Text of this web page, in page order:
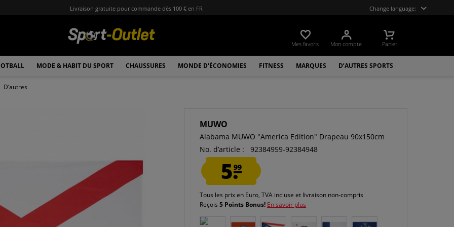
Livraison gratuite pour commande dès 100 € en FR Change language:
Mes favoris Mon compte Panier
MODE & HABIT DU SPORT CHAUSSURES MONDE D'ÉCONOMIES FITNESS MARQUES D’AUTRES SPORTS
D‘autres
MUWO
Alabama MUWO "America Edition" Drapeau 90x150cm
No. d’article :
92384959-92384948
5.99
Tous les prix en Euro, TVA incluse et livraison non-compris
Reçois5 Points Bonus! En savoir plus